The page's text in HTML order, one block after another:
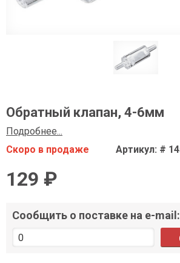
Обратный клапан, 4-6мм
Подробнее...
Скоро в продаже
Артикул: #
129 ₽
Сообщить о поставке на e-mail: